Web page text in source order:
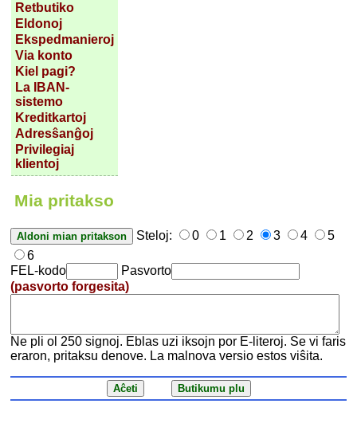
Retbutiko
Eldonoj
Ekspedmanieroj
Via konto
Kiel pagi?
La IBAN-
sistemo
Kreditkartoj
Adresŝanĝoj
Privilegiaj
klientoj
Mia pritakso
Steloj: 0 1 2 3 4
5
6
FEL-kodo
Pasvorto
(pasvorto forgesita)
Ne pli ol 250 signoj. Eblas uzi iksojn por E-literoj. Se vi faris
eraron, pritaksu denove. La malnova versio estos viŝita.